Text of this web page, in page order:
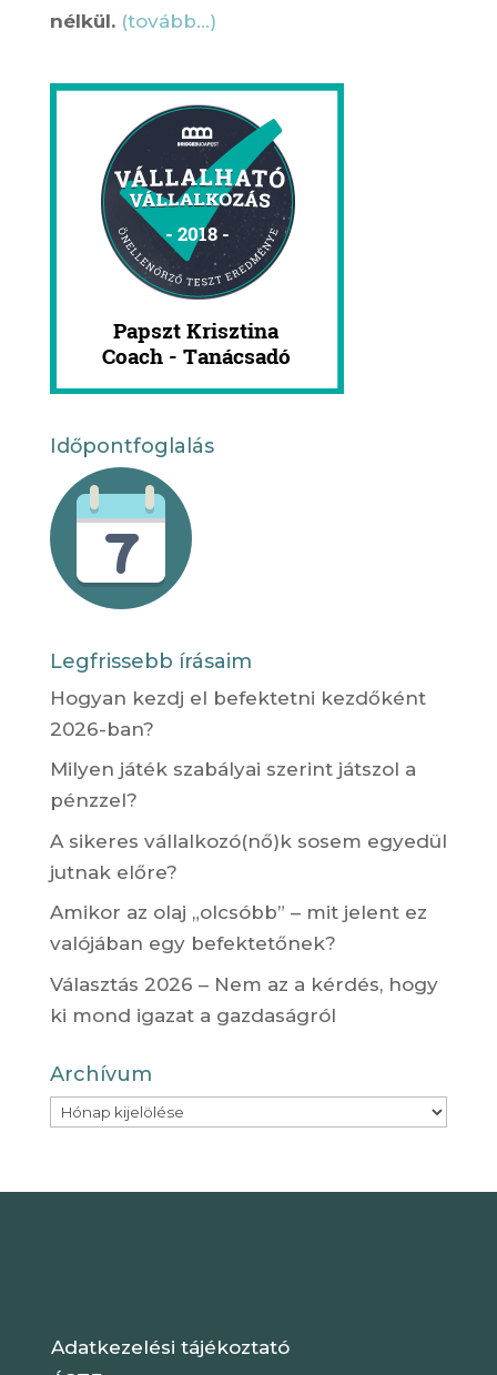
nélkül. (tovább…)
Időpontfoglalás
Legfrissebb írásaim
Hogyan kezdj el befektetni kezdőként
2026-ban?
Milyen játék szabályai szerint játszol a
pénzzel?
A sikeres vállalkozó(nő)k sosem egyedül
jutnak előre?
Amikor az olaj „olcsóbb” – mit jelent ez
valójában egy befektetőnek?
Választás 2026 – Nem az a kérdés, hogy
ki mond igazat a gazdaságról
Archívum
Archívum
Adatkezelési tájékoztató